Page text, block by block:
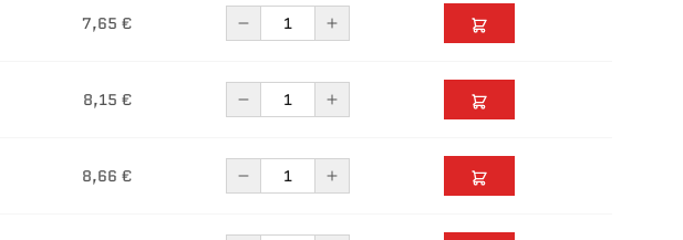
7,65 €
8,15 €
8,66 €